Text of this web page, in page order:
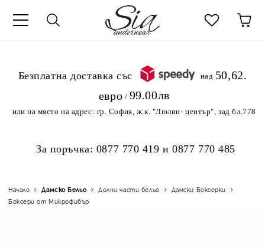
.Безплатна доставка със
над 50,62
евро / 99.00лв
или на място на адрес: гр. София, ж.к. "Люлин- център", зад бл.778
За поръчка: 0877 770 419 и0877 770 485
Начало Дамско Бельо Долни части бельо
Дамски Боксерки
Боксери от Микрофибър